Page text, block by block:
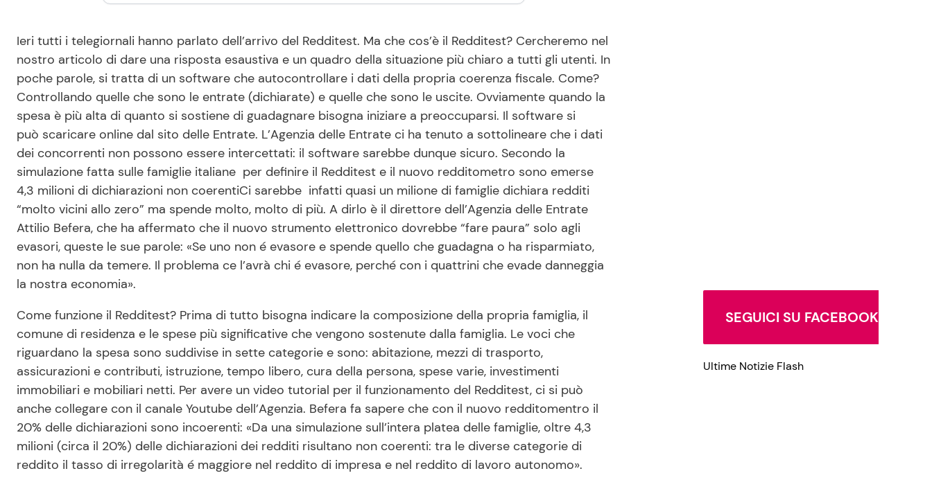
Ieri tutti i telegiornali hanno parlato dell’arrivo del Redditest. Ma che cos’è il Redditest? Cercheremo nel
nostro articolo di dare una risposta esaustiva e un quadro della situazione più chiaro a tutti gli utenti. In
poche parole, si tratta di un software che autocontrollare i dati della propria coerenza fiscale. Come?
Controllando quelle che sono le entrate (dichiarate) e quelle che sono le uscite. Ovviamente quando la
spesa è più alta di quanto si sostiene di guadagnare bisogna iniziare a preoccuparsi. Il software si
può scaricare online dal sito delle Entrate. L’Agenzia delle Entrate ci ha tenuto a sottolineare che i dati
dei concorrenti non possono essere intercettati: il software sarebbe dunque sicuro. Secondo la
simulazione fatta sulle famiglie italiane per definire il Redditest e il nuovo redditometro sono emerse
4,3 milioni di dichiarazioni non coerentiCi sarebbe infatti quasi un milione di famiglie dichiara redditi
“molto vicini allo zero” ma spende molto, molto di più. A dirlo è il direttore dell’Agenzia delle Entrate
Attilio Befera, che ha affermato che il nuovo strumento elettronico dovrebbe “fare paura” solo agli
evasori, queste le sue parole: «Se uno non é evasore e spende quello che guadagna o ha risparmiato,
non ha nulla da temere. Il problema ce l’avrà chi é evasore, perché con i quattrini che evade danneggia
la nostra economia».
Come funzione il Redditest? Prima di tutto bisogna indicare la composizione della propria famiglia, il
comune di residenza e le spese più significative che vengono sostenute dalla famiglia. Le voci che
riguardano la spesa sono suddivise in sette categorie e sono: abitazione, mezzi di trasporto,
assicurazioni e contributi, istruzione, tempo libero, cura della persona, spese varie, investimenti
immobiliari e mobiliari netti. Per avere un video tutorial per il funzionamento del Redditest, ci si può
anche collegare con il canale Youtube dell’Agenzia. Befera fa sapere che con il nuovo redditomentro il
20% delle dichiarazioni sono incoerenti: «Da una simulazione sull’intera platea delle famiglie, oltre 4,3
milioni (circa il 20%) delle dichiarazioni dei redditi risultano non coerenti: tra le diverse categorie di
reddito il tasso di irregolarità é maggiore nel reddito di impresa e nel reddito di lavoro autonomo».
SEGUICI SU FACEBOOK
Ultime Notizie Flash